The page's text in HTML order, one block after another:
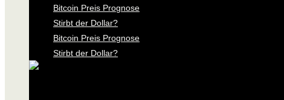
Bitcoin Preis Prognose
Stirbt der Dollar?
Bitcoin Preis Prognose
Stirbt der Dollar?